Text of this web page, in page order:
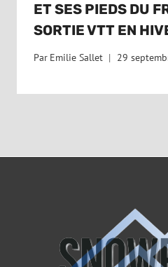
ET SES PIEDS DU
SORTIE VTT EN
Par Emilie Sallet 29